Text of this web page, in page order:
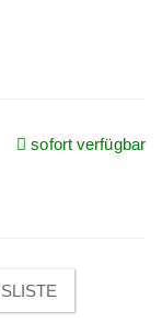
sofort verfügbar